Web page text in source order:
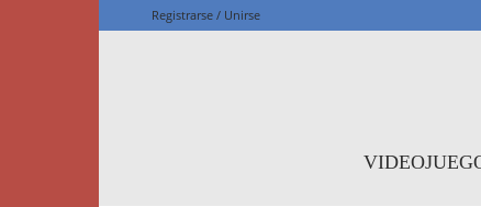
Registrarse / Unirse